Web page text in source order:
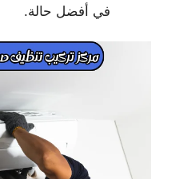
في أفضل حالة.